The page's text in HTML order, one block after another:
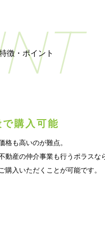
徴・ポイント
購入可能
格も高いのが難点。
動産の仲介事業も行うポラス
入いただくことが可能です。